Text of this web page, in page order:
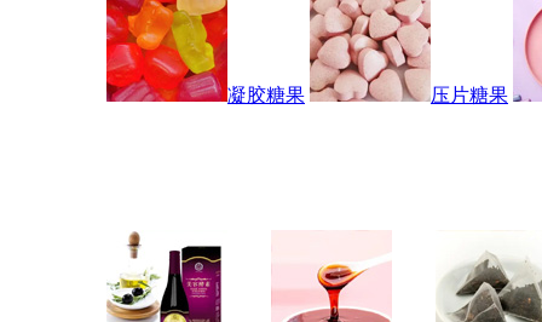
凝胶糖果 压片糖果